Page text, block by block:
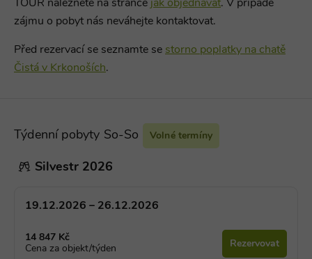
TOUR naleznete na stránce jak objednávat. V případě
zájmu o pobyt nás neváhejte kontaktovat.
Před rezervací se seznamte se storno poplatky na chatě
Čistá v Krkonoších.
Týdenní pobyty So-So Volné termíny
Silvestr 2026
19.12.2026 – 26.12.2026
14 847 Kč
Cena za objekt/týden
Rezervovat